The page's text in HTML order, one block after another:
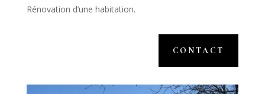
Rénovation d’une habitation.
CONTACT